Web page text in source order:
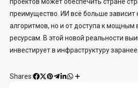
преимущество. ИИ всё больше зависит
алгоритмов, но и от доступа к мощным
ресурсам. В этой новой реальности
инвестирует в инфраструктуру заранее.
Shares: